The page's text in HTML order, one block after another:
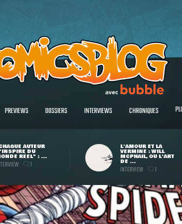
PREVIEWS DOSSIERS INTERVIEWS CHRONIQUES
AUTEUR
DU
RÉEL" : ...
1
L'AMOUR ET LA
VERMINE : WILL
MCPHAIL, OU L'ART
DE ...
INTERVIEW 1